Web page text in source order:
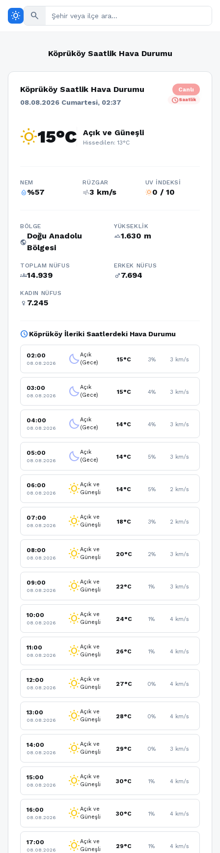
wb_sunny search
Köprüköy Saatlik Hava Durumu
Köprüköy Saatlik Hava Durumu
08.08.2026 Cumartesi, 02:37
Canlı
scheduleSaatlik
wb_sunny15°C Açık ve Güneşli
Hissedilen: 13°C
NEM
humidity_percentage%57
RÜZGAR
air3 km/s
UV İNDEKSI
wb_sunny0 / 10
BÖLGE
public
Doğu Anadolu
Bölgesi
YÜKSEKLIK
terrain1.630 m
TOPLAM NÜFUS
groups14.939
ERKEK NÜFUS
male7.694
KADIN NÜFUS
female 7.245
scheduleKöprüköy İleriki Saatlerdeki Hava Durumu
02:00
08.08.2026 clear_nightAçık
(Gece)
15°C 3% 3 km/s
03:00
08.08.2026 clear_nightAçık
(Gece)
15°C 4% 3 km/s
04:00
08.08.2026 clear_nightAçık
(Gece)
14°C 4% 3 km/s
05:00
08.08.2026 clear_nightAçık
(Gece)
14°C 5% 3 km/s
06:00
08.08.2026 wb_sunnyAçık ve
Güneşli
14°C 5% 2 km/s
07:00
08.08.2026 wb_sunnyAçık ve
Güneşli
18°C 3% 2 km/s
08:00
08.08.2026 wb_sunnyAçık ve
Güneşli
20°C 2% 3 km/s
09:00
08.08.2026 wb_sunnyAçık ve
Güneşli
22°C 1% 3 km/s
10:00
08.08.2026 wb_sunnyAçık ve
Güneşli
24°C 1% 4 km/s
11:00
08.08.2026 wb_sunnyAçık ve
Güneşli
26°C 1% 4 km/s
12:00
08.08.2026 wb_sunnyAçık ve
Güneşli
27°C 0% 4 km/s
13:00
08.08.2026 wb_sunnyAçık ve
Güneşli
28°C 0% 4 km/s
14:00
08.08.2026 wb_sunnyAçık ve
Güneşli
29°C 0% 3 km/s
15:00
08.08.2026 wb_sunnyAçık ve
Güneşli
30°C 1% 4 km/s
16:00
08.08.2026 wb_sunnyAçık ve
Güneşli
30°C 1% 4 km/s
17:00
08.08.2026 wb_sunnyAçık ve
Güneşli
29°C 1% 4 km/s